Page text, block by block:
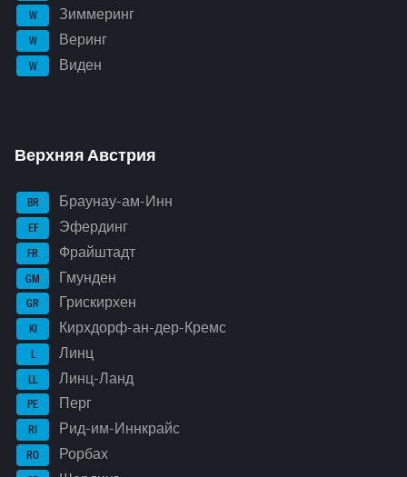
W Зиммеринг
W Веринг
W Виден
Верхняя Австрия
BR Браунау-ам-Инн
EF Эфердинг
FR Фрайштадт
GM Гмунден
GR Грискирхен
KI Кирхдорф-ан-дер-Кремс
L Линц
LL Линц-Ланд
PE Перг
RI Рид-им-Иннкрайс
RO Рорбах